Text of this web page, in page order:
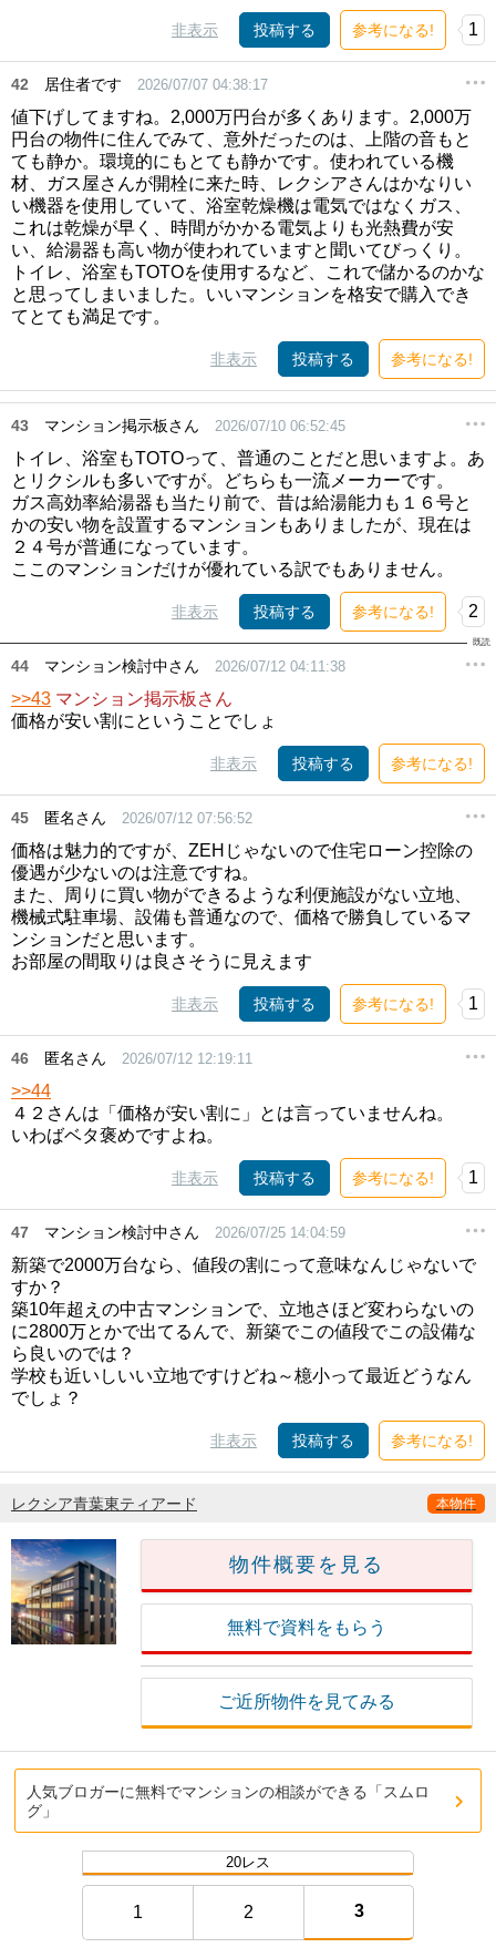
非表示 投稿する 参考になる! 1
42 居住者です 2026/07/07 04:38:17
値下げしてますね。2,000万円台が多くあります。2,000万
円台の物件に住んでみて、意外だったのは、上階の音もと
ても静か。環境的にもとても静かです。使われている機
材、ガス屋さんが開栓に来た時、レクシアさんはかなりい
い機器を使用していて、浴室乾燥機は電気ではなくガス、
これは乾燥が早く、時間がかかる電気よりも光熱費が安
い、給湯器も高い物が使われていますと聞いてびっくり。
トイレ、浴室もTOTOを使用するなど、これで儲かるのかな
と思ってしまいました。いいマンションを格安で購入でき
てとても満足です。
非表示 投稿する 参考になる!
43 マンション掲示板さん 2026/07/10 06:52:45
トイレ、浴室もTOTOって、普通のことだと思いますよ。あ
とリクシルも多いですが。どちらも一流メーカーです。
ガス高効率給湯器も当たり前で、昔は給湯能力も１６号と
かの安い物を設置するマンションもありましたが、現在は
２４号が普通になっています。
ここのマンションだけが優れている訳でもありません。
非表示 投稿する 参考になる! 2
44 マンション検討中さん 2026/07/12 04:11:38
>>43 マンション掲示板さん
価格が安い割にということでしょ
非表示 投稿する 参考になる!
45 匿名さん 2026/07/12 07:56:52
価格は魅力的ですが、ZEHじゃないので住宅ローン控除の
優遇が少ないのは注意ですね。
また、周りに買い物ができるような利便施設がない立地、
機械式駐車場、設備も普通なので、価格で勝負しているマ
ンションだと思います。
お部屋の間取りは良さそうに見えます
非表示 投稿する 参考になる! 1
46 匿名さん 2026/07/12 12:19:11
>>44
４２さんは「価格が安い割に」とは言っていませんね。
いわばベタ褒めですよね。
非表示 投稿する 参考になる! 1
47 マンション検討中さん 2026/07/25 14:04:59
新築で2000万台なら、値段の割にって意味なんじゃないで
すか？
築10年超えの中古マンションで、立地さほど変わらないの
に2800万とかで出てるんで、新築でこの値段でこの設備な
ら良いのでは？
学校も近いしいい立地ですけどね～檍小って最近どうなん
でしょ？
非表示 投稿する 参考になる!
レクシア青葉東ティアード 本物件
物件概要を見る
無料で資料をもらう
ご近所物件を見てみる
人気ブロガーに無料でマンションの相談ができる「スムロ
グ」
20レス
1 2 3